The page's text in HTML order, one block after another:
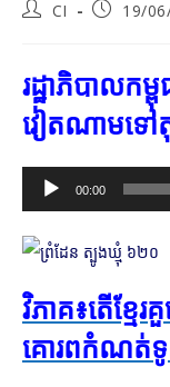
PostCI
Post19/
រដ្ឋាភិបាល​កម្
វៀតណាម​ទៅ​តុ
Audio
Player
00:00
វិភាគ​៖​តើ​ខ្មែ
គោរព​កំណត់​ទូ